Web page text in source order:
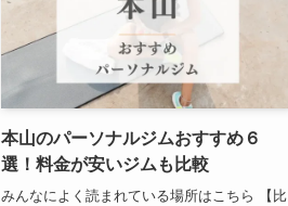
本山のパーソナルジムおすすめ６
選！料金が安いジムも比較
みんなによく読まれている場所はこちら 【比